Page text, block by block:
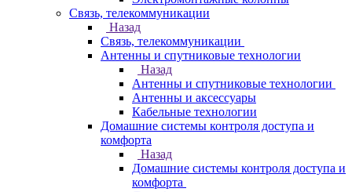
Связь, телекоммуникации
Назад
Связь, телекоммуникации
Антенны и спутниковые технологии
Назад
Антенны и спутниковые технологии
Антенны и аксессуары
Кабельные технологии
Домашние системы контроля доступа и
комфорта
Назад
Домашние системы контроля доступа и
комфорта